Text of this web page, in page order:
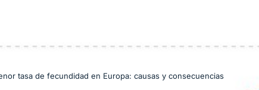
tasa de fecundidad en Europa: causas y consecuencias